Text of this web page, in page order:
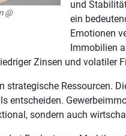
@
und
ein
Emotionen
Immobilien
Zinsen und volatiler
strategische Ressourcen.
entscheiden.
sondern auch